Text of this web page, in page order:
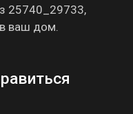
25740_29733,
ваш дом.